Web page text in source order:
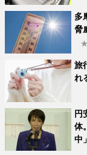
多
脅
旅
れ
円
体
中